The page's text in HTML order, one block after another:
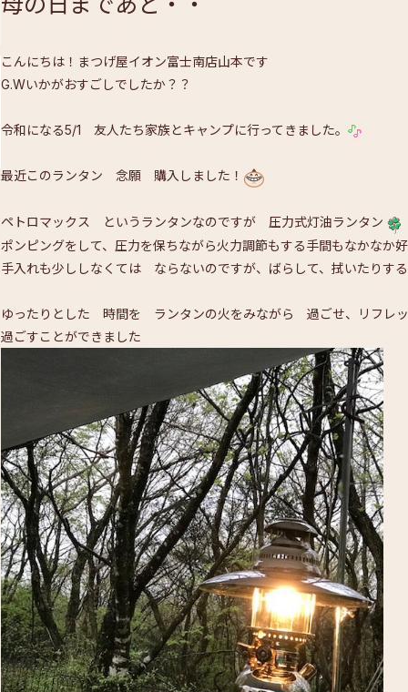
こんにちは！まつげ屋イオン富士南店山本です
G.Wいかがおすごしでしたか？？
令和になる5/1 友人たち家族とキャンプに行ってきました。
最近このランタン 念願 購入しました！
ペトロマックス というランタンなのですが 圧力式灯油ランタン
ポンピングをして、圧力を保ちながら火力調節もする手間もなかなか
手入れも少ししなくては ならないのですが、ばらして、拭いたりす
ゆったりとした 時間を ランタンの火をみながら 過ごせ、リフレッ
過ごすことができました